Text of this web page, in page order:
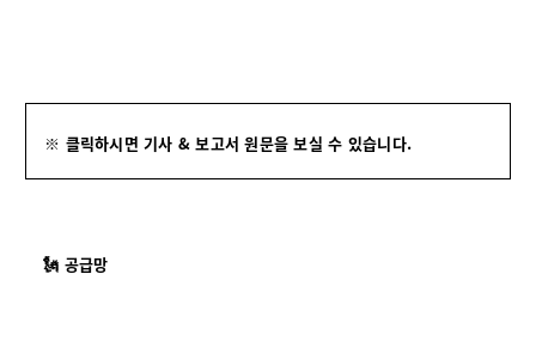
※ 클릭하시면 기사 & 보고서 원문을 보실 수 있습니다.
🗽 공급망